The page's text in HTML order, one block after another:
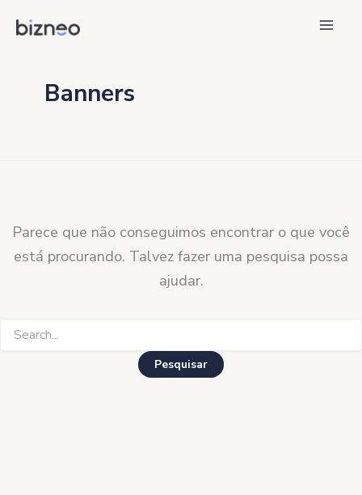
para
conteúdoBanners
Parece que não conseguimos encontrar o que você
está procurando. Talvez fazer uma pesquisa possa
ajudar.
por: